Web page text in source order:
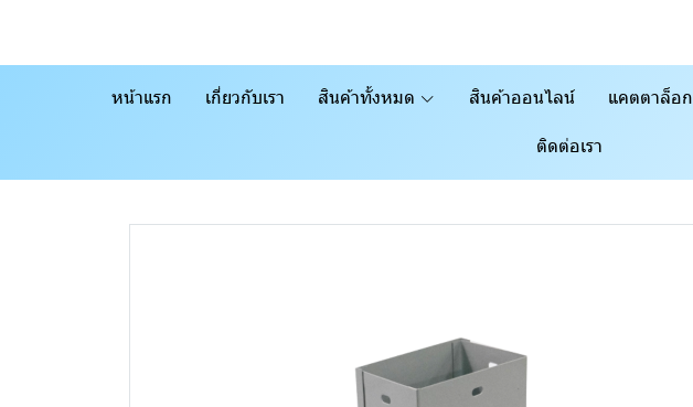
หน้าแรก เกี่ยวกับเรา สินค้าทั้งหมด สินค้าออนไลน์ แคตตาล็อก
ติดต่อเรา